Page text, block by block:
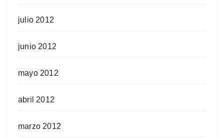
julio 2012
junio 2012
mayo 2012
abril 2012
marzo 2012